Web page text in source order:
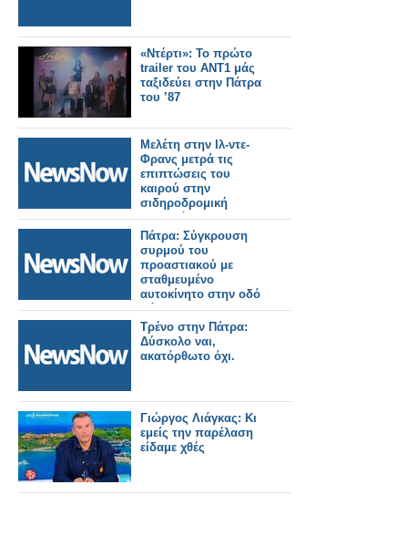
«Ντέρτι»: Το πρώτο
trailer του ΑΝΤ1 μάς
ταξιδεύει στην Πάτρα
του ’87
Μελέτη στην Ιλ-ντε-
Φρανς μετρά τις
επιπτώσεις του
καιρού στην
σιδηροδρομική
κινητικότητα.
Πάτρα: Σύγκρουση
συρμού του
προαστιακού με
σταθμευμένο
αυτοκίνητο στην οδό
Νόρμαν.
Τρένο στην Πάτρα:
Δύσκολο ναι,
ακατόρθωτο όχι.
Γιώργος Λιάγκας: Κι
εμείς την παρέλαση
είδαμε χθές